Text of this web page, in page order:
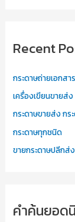
Recent
กระดาษถ่ายเอกสาร
เครื่องเขียนขายส่ง
กระดาษขายส่ง กร
กระดาษทุกชนิด
ขายกระดาษปลีกส่ง
คำค้นยอด